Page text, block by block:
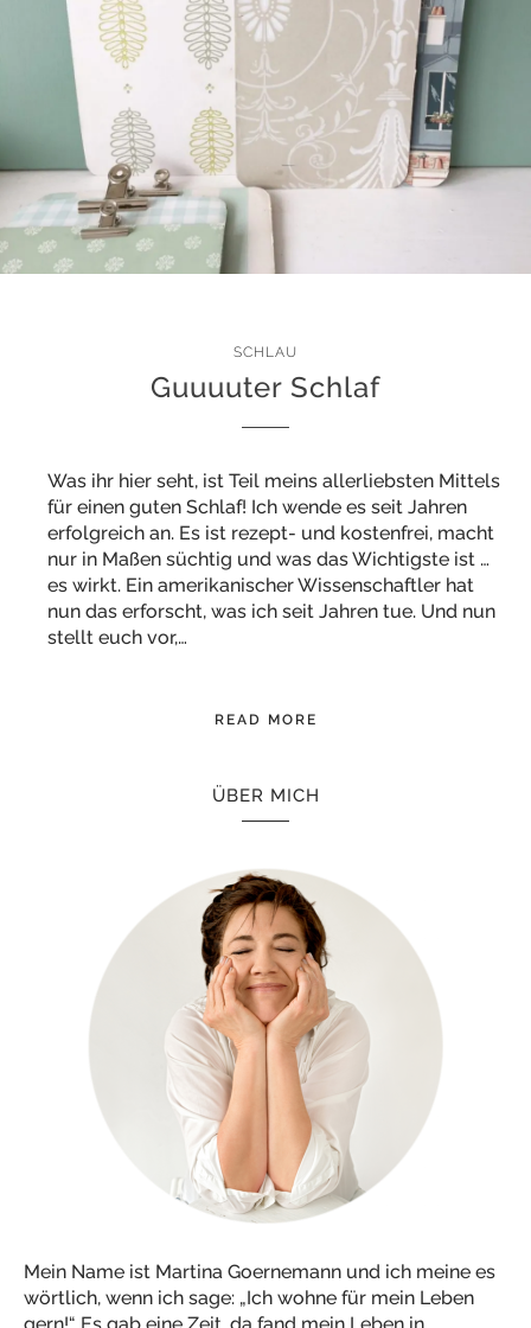
SCHLAU
Guuuuter Schlaf
Was ihr hier seht, ist Teil meins allerliebsten Mittels
für einen guten Schlaf! Ich wende es seit Jahren
erfolgreich an. Es ist rezept- und kostenfrei, macht
nur in Maßen süchtig und was das Wichtigste ist …
es wirkt. Ein amerikanischer Wissenschaftler hat
nun das erforscht, was ich seit Jahren tue. Und nun
stellt euch vor,…
READ MORE
ÜBER MICH
Mein Name ist Martina Goernemann und ich meine es
wörtlich, wenn ich sage: „Ich wohne für mein Leben